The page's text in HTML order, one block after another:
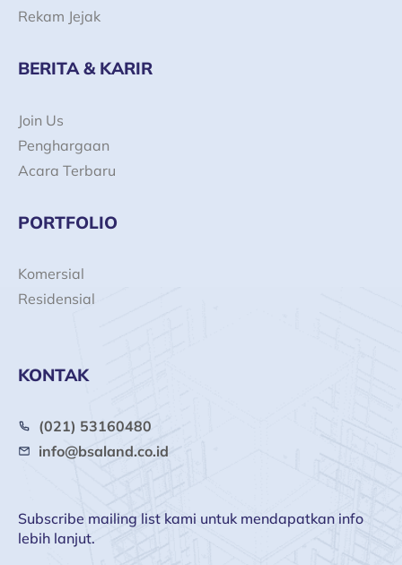
Rekam Jejak
BERITA & KARIR
Join Us
Penghargaan
Acara Terbaru
PORTFOLIO
Komersial
Residensial
KONTAK
(021) 53160480
info@bsaland.co.id
Subscribe mailing list kami untuk mendapatkan info
lebih lanjut.